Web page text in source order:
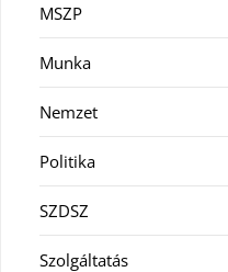
MSZP
Munka
Nemzet
Politika
SZDSZ
Szolgáltatás